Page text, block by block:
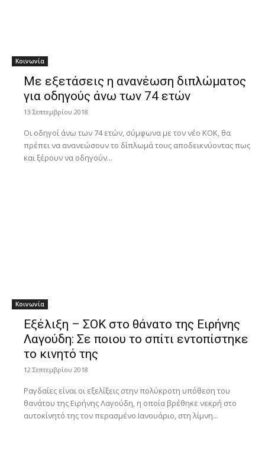
Κοινωνία
Με εξετάσεις η ανανέωση διπλώματος
για οδηγούς άνω των 74 ετών
13 Σεπτεμβρίου 2018
Οι οδηγοί άνω των 74 ετών, σύμφωνα με τον νέο ΚΟΚ, θα
πρέπει να ανανεώσουν το δίπλωμά τους αποδεικνύοντας πως
και ξέρουν να οδηγούν...
Κοινωνία
Εξέλιξη – ΣΟΚ στο θάνατο της Ειρήνης
Λαγούδη: Σε ποιου το σπίτι εντοπίστηκε
το κινητό της
12 Σεπτεμβρίου 2018
Ραγδαίες είναι οι εξελίξεις στην πολύκροτη υπόθεση του
θανάτου της Ειρήνης Λαγούδη, η οποία βρέθηκε νεκρή στο
αυτοκίνητό της τον περασμένο Ιανουάριο, στη λίμνη...